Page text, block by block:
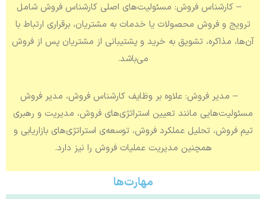
– کارشناس فروش: مسئولیت‌های اصلی کارشناس فروش شامل
ترویج و فروش محصولات یا خدمات به مشتریان، برقراری ارتباط با
آن‌ها، مذاکره، تشویق به خرید و پشتیبانی از مشتریان پس از فروش
می‌باشد.
– مدیر فروش: علاوه بر وظایف کارشناس فروش، مدیر فروش
مسئولیت‌هایی مانند تعیین استراتژی‌های فروش، مدیریت و رهبری
تیم فروش، تحلیل عملکرد فروش، توسعه‌ی استراتژی‌های بازاریابی و
همچنین مدیریت عملیات فروش را نیز دارد.
مهارت‌ها